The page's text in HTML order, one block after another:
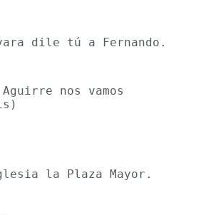
dile tú a Fernando.
nos vamos
la Plaza Mayor.